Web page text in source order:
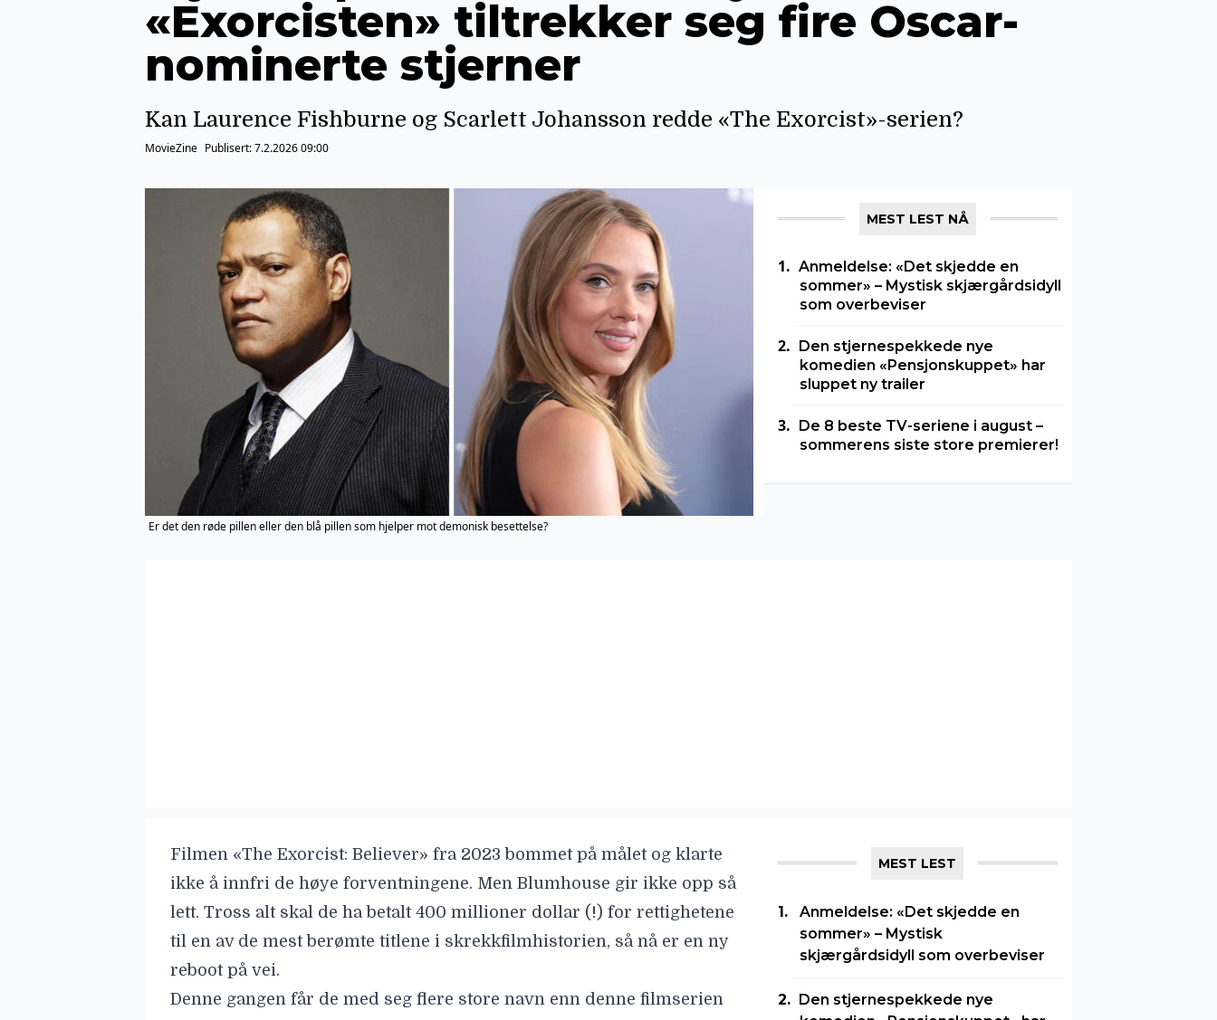
«Exorcisten» tiltrekker seg fire Oscar-
nominerte stjerner
Kan Laurence Fishburne og Scarlett Johansson redde «The Exorcist»-serien?
MovieZine Publisert:7.2.2026 09:00
Er det den røde pillen eller den blå pillen som hjelper mot demonisk besettelse?
MEST LEST NÅ
Anmeldelse: «Det skjedde en
sommer» – Mystisk skjærgårdsidyll
som overbeviser
Den stjernespekkede nye
komedien «Pensjonskuppet» har
sluppet ny trailer
De 8 beste TV-seriene i august –
sommerens siste store premierer!
Filmen «The Exorcist: Believer» fra 2023 bommet på målet og klarte
ikke å innfri de høye forventningene. Men Blumhouse gir ikke opp så
lett. Tross alt skal de ha betalt 400 millioner dollar (!) for rettighetene
til en av de mest berømte titlene i skrekkfilmhistorien, så nå er en ny
reboot på vei.
Denne gangen får de med seg flere store navn enn denne filmserien
MEST LEST
Anmeldelse: «Det skjedde en
sommer» – Mystisk
skjærgårdsidyll som overbeviser
Den stjernespekkede nye